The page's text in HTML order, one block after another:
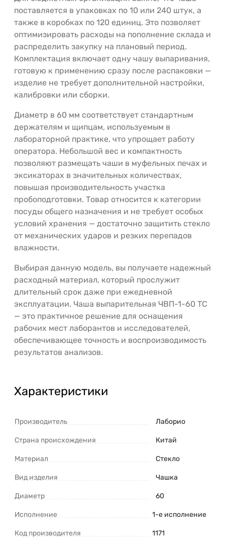
поставляется в упаковках по 10 или 240 штук, а
также в коробках по 120 единиц. Это позволяет
оптимизировать расходы на пополнение склада и
распределить закупку на плановый период.
Комплектация включает одну чашу выпаривания,
готовую к применению сразу после распаковки —
изделие не требует дополнительной настройки,
калибровки или сборки.
Диаметр в 60 мм соответствует стандартным
держателям и щипцам, используемым в
лабораторной практике, что упрощает работу
оператора. Небольшой вес и компактность
позволяют размещать чаши в муфельных печах и
эксикаторах в значительных количествах,
повышая производительность участка
пробоподготовки. Товар относится к категории
посуды общего назначения и не требует особых
условий хранения — достаточно защитить стекло
от механических ударов и резких перепадов
влажности.
Выбирая данную модель, вы получаете надежный
расходный материал, который прослужит
длительный срок даже при ежедневной
эксплуатации. Чаша выпарительная ЧВП-1-60 ТС
— это практичное решение для оснащения
рабочих мест лаборантов и исследователей,
обеспечивающее точность и воспроизводимость
результатов анализов.
Характеристики
Производитель Лаборио
Страна происхождения Китай
Материал Стекло
Вид изделия Чашка
Диаметр 60
Исполнение 1-е исполнение
Код производителя 1171